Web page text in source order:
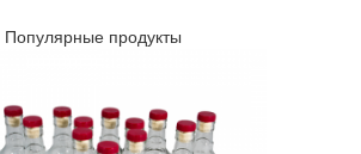
Популярные продукты